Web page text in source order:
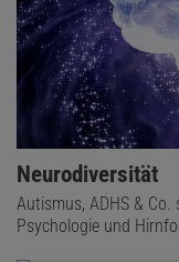
Neurodiversität
Autismus, ADHS &
Psychologie und